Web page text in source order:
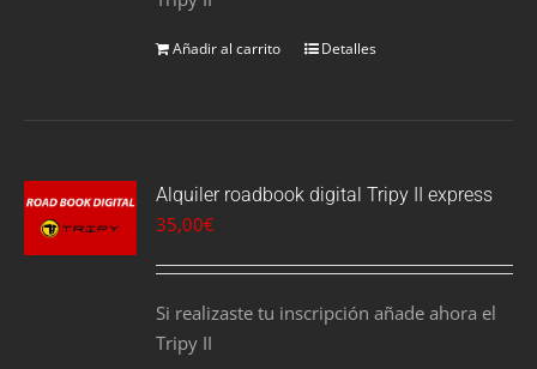
Añadir al carrito Detalles
Alquiler roadbook digital Tripy II express
35,00€
Si realizaste tu inscripción añade ahora el
Tripy II